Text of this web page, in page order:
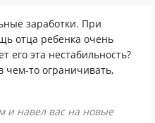
заработки. При
отца ребенка очень
эта нестабильность?
чем-то ограничивать,
и навел вас на новые